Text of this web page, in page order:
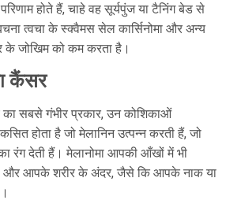
होते हैं, चाहे वह सूर्यपुंज या टैनिंग बेड से
त्वचा के स्क्वैमस सेल कार्सिनोमा और अन्य
के जोखिम को कम करता है।
कैंसर
का सबसे गंभीर प्रकार, उन कोशिकाओं
होता है जो मेलानिन उत्पन्न करती हैं, जो
रंग देती हैं। मेलानोमा आपकी आँखों में भी
और आपके शरीर के अंदर, जैसे कि आपके नाक या